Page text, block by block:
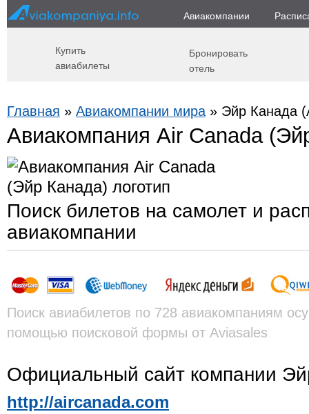
Авиакомпании
Купить
авиабилеты
Бронировать
отель
Главная » Авиакомпании мира » Эйр Канада
Авиакомпания Air Canada
Поиск билетов на самолет и
авиакомпании
Поиск авиабилетов по 728 авиакомпаниям
помощью поисковой формы от Aviasales
Официальный сайт компании
http://aircanada.com